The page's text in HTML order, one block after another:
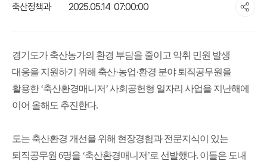
축산정책과 2025.05.14 07:00:00
경기도가 축산농가의 환경 부담을 줄이고 악취 민원 발생
대응을 지원하기 위해 축산·농업·환경 분야 퇴직공무원을
활용한 ‘축산환경매니저’ 사회공헌형 일자리 사업을 지난해에
이어 올해도 추진한다.
도는 축산환경 개선을 위해 현장경험과 전문지식이 있는
퇴직공무원 6명을 ‘축산환경매니저’로 선발했다. 이들은 도내